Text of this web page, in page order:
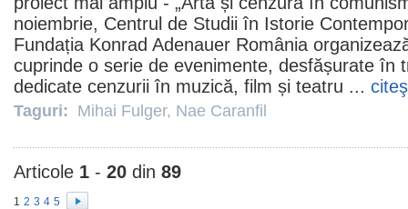
noiembrie, Centrul de Studii în Istorie
Fundația Konrad Adenauer România
cuprinde o serie de evenimente, desfășurate în
dedicate cenzurii în muzică, film și teatru ...
Taguri: Mihai Fulger, Nae Caranfil
Articole 1 - 20 din 89
1 2 3 4 5